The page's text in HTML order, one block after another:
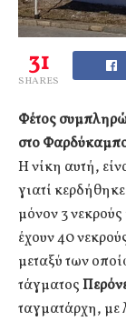
31
SHARES
Φέτος
στο
Η νίκη αυτή,
γιατί
μόνον 3 νεκρούς
έχουν 40
μεταξύ των
τάγματος
ταγματάρχη, με